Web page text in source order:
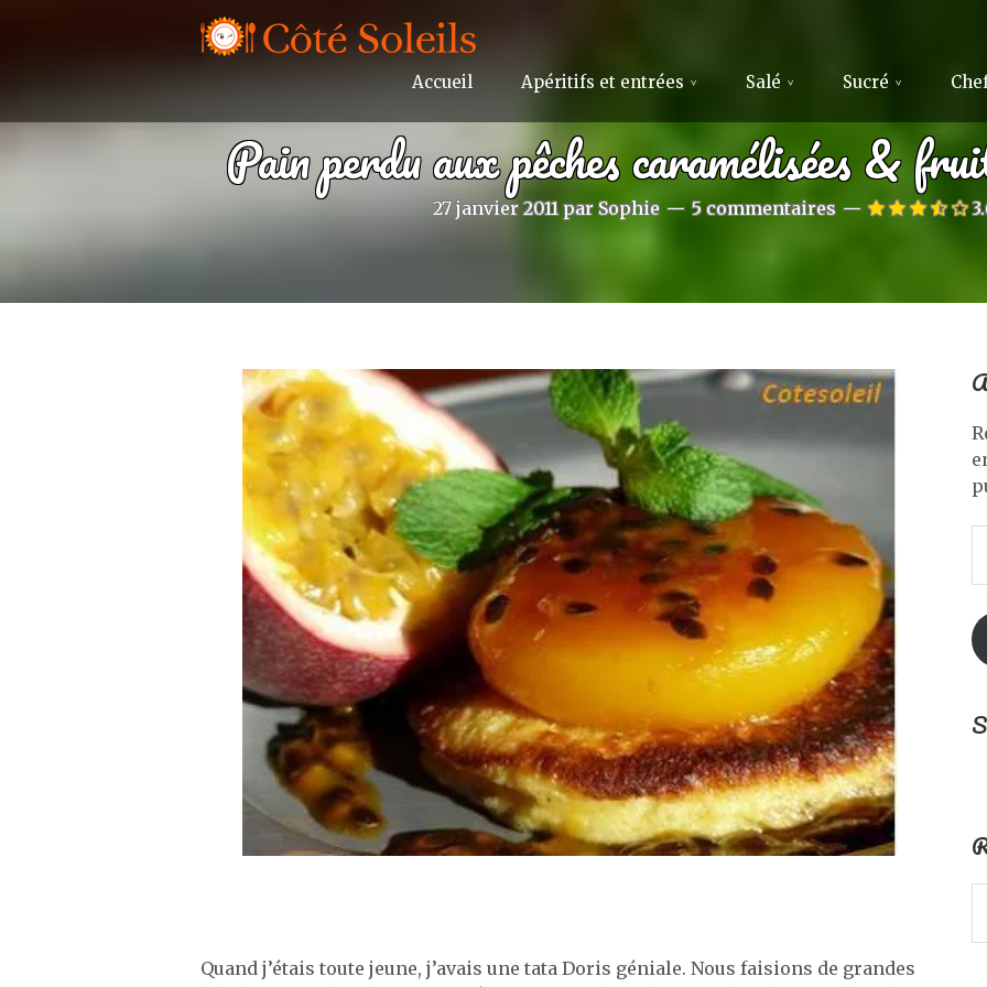
Accueil Apéritifs et entrées Salé Sucré
Pain perdu aux pêches caramélisées &
27 janvier 2011 par Sophie 5 commentaires
Quand j’étais toute jeune, j’avais une tata Doris géniale. Nous faisions de grandes